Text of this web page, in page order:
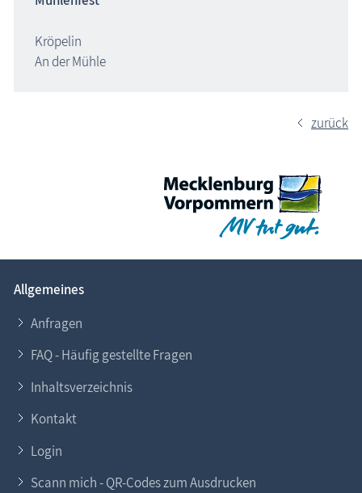
Kröpelin
An der Mühle
zurück
Allgemeines
Anfragen
FAQ - Häufig gestellte Fragen
Inhaltsverzeichnis
Kontakt
Login
Scann mich - QR-Codes zum Ausdrucken